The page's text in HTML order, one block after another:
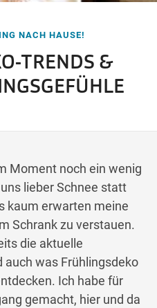
NACH HAUSE!
TRENDS &
Moment noch ein wenig
lieber Schnee statt
kaum erwarten meine
Schrank zu verstauen.
die aktuelle
auch was Frühlingsdeko
Ich habe für
gemacht, hier und da